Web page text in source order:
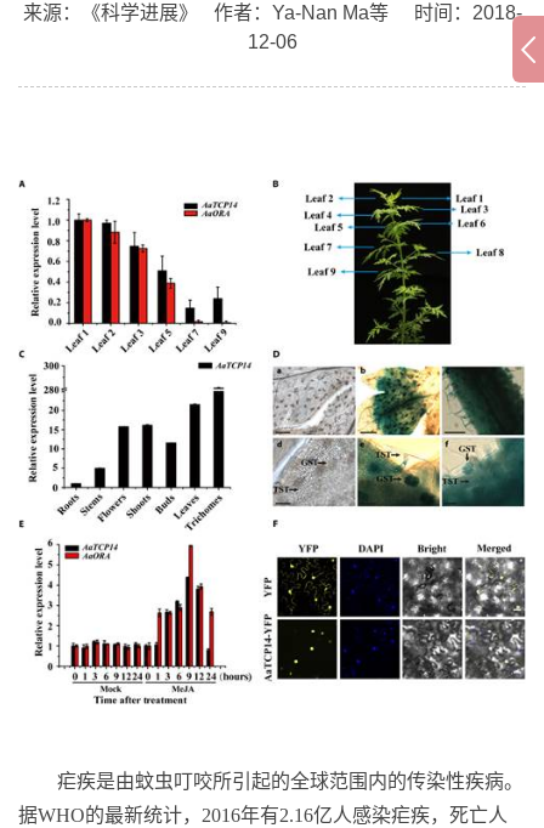
来源： 《科学进展》 作者： Ya-Nan Ma等
时间：2018-
12-06
疟疾是由蚊虫叮咬所引起的全球范围内的传染性疾病。
据WHO的最新统计， 2016年有2.16亿人感染疟疾，死亡人